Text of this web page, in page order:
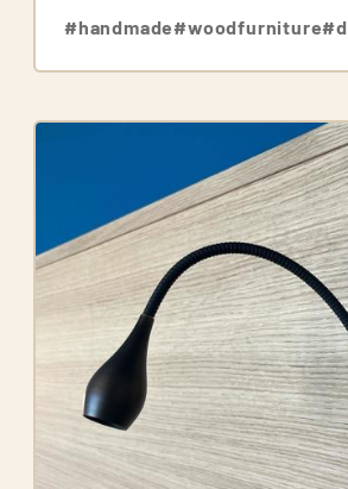
#handmade#woodfurniture#d